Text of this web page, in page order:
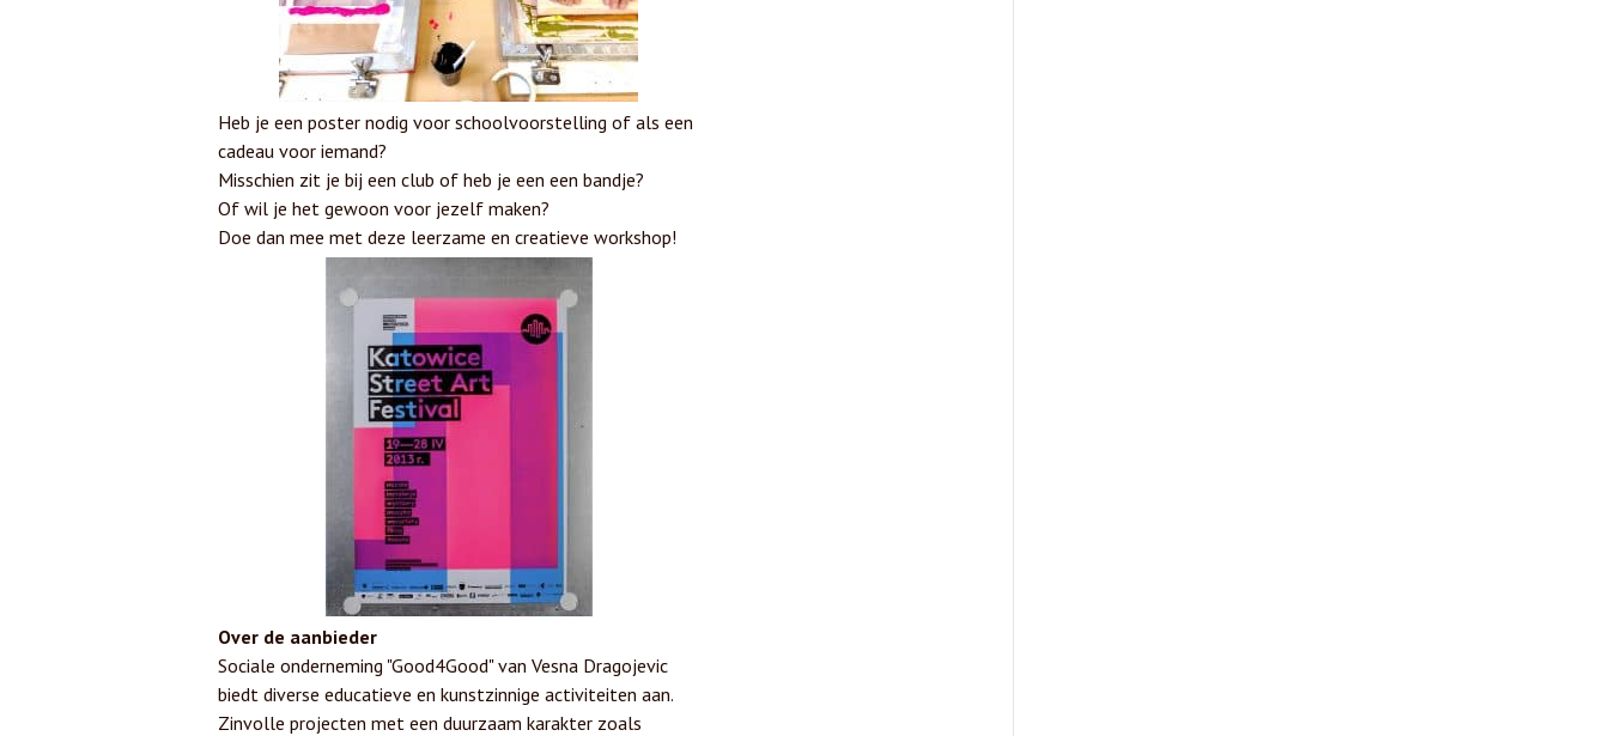
Heb je een poster nodig voor schoolvoorstelling of als een
cadeau voor iemand?
Misschien zit je bij een club of heb je een een bandje?
Of wil je het gewoon voor jezelf maken?
Doe dan mee met deze leerzame en creatieve workshop!
Over de aanbieder
Sociale onderneming "Good4Good" van Vesna Dragojevic
biedt diverse educatieve en kunstzinnige activiteiten aan.
Zinvolle projecten met een duurzaam karakter zoals